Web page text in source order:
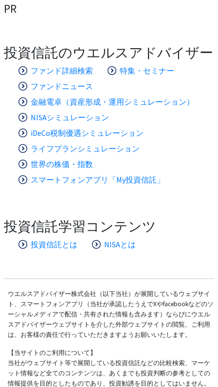
PR
投資信託のウエルスアドバイザー
ファンド詳細検索
特集・セミナー
ファンドニュース
金融電卓（資産形成・運用シミュレーション）
NISAシミュレーション
iDeCo税制優遇シミュレーション
ライフプランシミュレーション
世界の株価・指数
スマートフォンアプリ「My投資信託」
投資信託学習コンテンツ
投資信託とは NISAとは
ウエルスアドバイザー株式会社（以下当社）が展開しているウェブサイ
ト、スマートフォンアプリ（当社が承認したうえでXやfacebookなどのソ
ーシャルメディアで配信・共有された情報も含みます）ならびにウエル
スアドバイザーウェブサイトを介した外部ウェブサイトの閲覧、ご利用
は、お客様の責任で行っていただきますようお願いいたします。
【当サイトのご利用について】
当社がウェブサイト等で展開している投資信託などの比較検索、マーケ
ット情報など全てのコンテンツは、あくまでも投資判断の参考としての
情報提供を目的としたものであり、投資勧誘を目的としてはいません。